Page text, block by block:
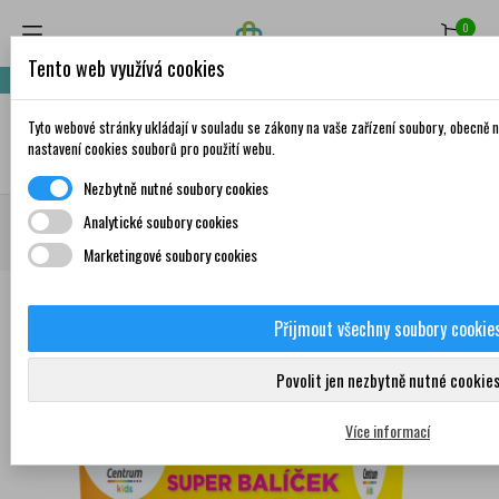
0
Nakupte za 999,- Kč a získáte dopravu zdarma!
✦
Domů Doplňky stravy a vitamíny
Gummies multifruit želé 2x60 ks +dárek
0
Tento web využívá cookies
Tyto webové stránky ukládají v souladu se zákony na vaše zařízení soubory, obecně
nastavení cookies souborů pro použití webu.
Nezbytně nutné soubory cookies
Analytické soubory cookies
Marketingové soubory cookies
Přijmout všechny soubory
Povolit jen nezbytně nutné cookies
Více informací